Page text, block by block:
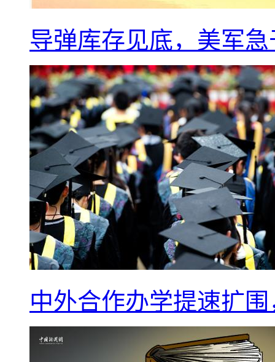
导弹库存见底，美军
中外合作办学提速扩